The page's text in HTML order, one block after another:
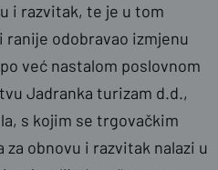
i razvitak, te je u tom
odobravao izmjenu
već nastalom poslovnom
Jadranka turizam d.d.,
s kojim se trgovačkim
obnovu i razvitak nalazi u